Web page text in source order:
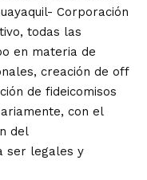
Corporación
todas las
en materia de
creación de off
de fideicomisos
con el
del
ser legales y